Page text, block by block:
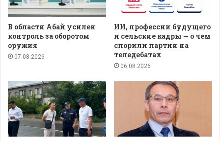
В области Абай усилен
контроль за оборотом
оружия
07.08.2026
ИИ, профессии будущего
и сельские кадры — о чем
спорили партии на
теледебатах
06.08.2026